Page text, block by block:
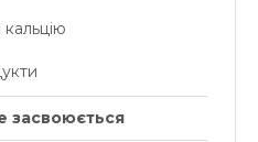
засвоюється